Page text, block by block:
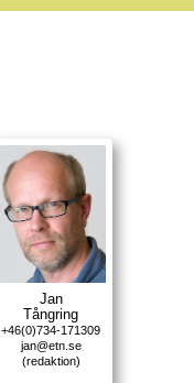
Jan
Tångring
+46(0)734-171309
jan@etn.se
(redaktion)